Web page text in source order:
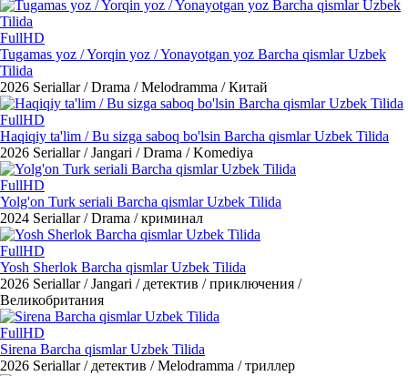
FullHD
Tugamas yoz / Yorqin yoz / Yonayotgan yoz Barcha qismlar Uzbek
Tilida
2026 Seriallar / Drama / Melodramma / Китай
FullHD
Haqiqiy ta'lim / Bu sizga saboq bo'lsin Barcha qismlar Uzbek Tilida
2026 Seriallar / Jangari / Drama / Komediya
FullHD
Yolg'on Turk seriali Barcha qismlar Uzbek Tilida
2024 Seriallar / Drama / криминал
FullHD
Yosh Sherlok Barcha qismlar Uzbek Tilida
2026 Seriallar / Jangari / детектив / приключения /
Великобритания
FullHD
Sirena Barcha qismlar Uzbek Tilida
2026 Seriallar / детектив / Melodramma / триллер